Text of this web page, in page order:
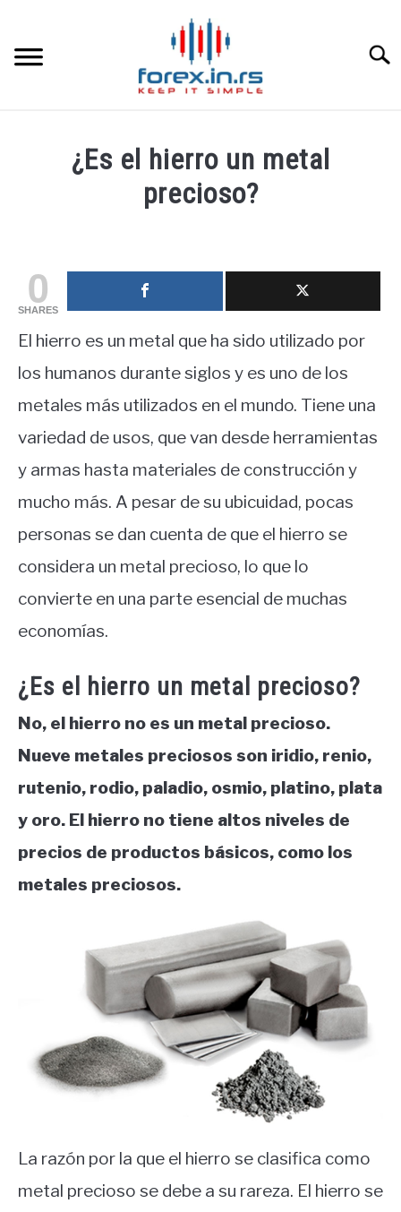
content
LA INVERSIÓN
PAMM
¿Es el hierro un metal
precioso?
in
financiera
0
SHARES
El hierro es un metal que ha sido utilizado por
los humanos durante siglos y es uno de los
metales más utilizados en el mundo. Tiene una
variedad de usos, que van desde herramientas
y armas hasta materiales de construcción y
mucho más. A pesar de su ubicuidad, pocas
personas se dan cuenta de que el hierro se
considera un metal precioso, lo que lo
convierte en una parte esencial de muchas
economías.
¿Es el hierro un metal precioso?
No, el hierro no es un metal precioso.
Nueve metales preciosos son iridio, renio,
rutenio, rodio, paladio, osmio, platino, plata
y oro. El hierro no tiene altos niveles de
precios de productos básicos, como los
metales preciosos.
La razón por la que el hierro se clasifica como
metal precioso se debe a su rareza. El hierro se